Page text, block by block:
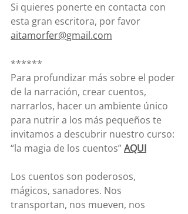
Si quieres ponerte en contacta con
esta gran escritora, por favor
aitamorfer@gmail.com
******
Para profundizar más sobre el poder
de la narración, crear cuentos,
narrarlos, hacer un ambiente único
para nutrir a los más pequeños te
invitamos a descubrir nuestro curso:
“la magia de los cuentos” AQUI
Los cuentos son poderosos,
mágicos, sanadores. Nos
transportan, nos mueven, nos